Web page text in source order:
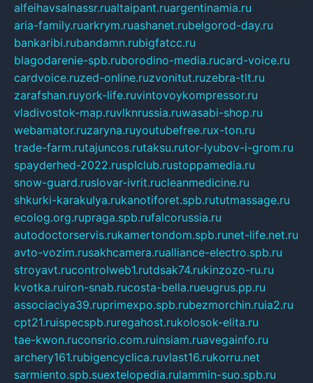
alfeihavsalnassr.rualtaipant.ruargentinamia.ru
aria-family.ruarkrym.ruashanet.rubelgorod-day.ru
bankaribi.rubandamn.rubigfatcc.ru
blagodarenie-spb.ruborodino-media.rucard-voice.ru
cardvoice.ruzed-online.ruzvonitut.ruzebra-tlt.ru
zarafshan.ruyork-life.ruvintovoykompressor.ru
vladivostok-map.ruvlknrussia.ruwasabi-shop.ru
webamator.ruzaryna.ruyoutubefree.rux-ton.ru
trade-farm.rutajuncos.rutaksu.rutor-lyubov-i-grom.ru
spayderhed-2022.rusplclub.rustoppamedia.ru
snow-guard.ruslovar-ivrit.rucleanmedicine.ru
shkurki-karakulya.rukanotiforet.spb.rututmassage.ru
ecolog.org.rupraga.spb.rufalcorussia.ru
autodoctorservis.rukamertondom.spb.runet-life.net.ru
avto-vozim.rusakhcamera.rualliance-electro.spb.ru
stroyavt.rucontrolweb1.rutdsak74.rukinzozo-ru.ru
kvotka.ruiron-snab.rucosta-bella.rueugrus.pp.ru
associaciya39.ruprimexpo.spb.rubezmorchin.ruia2.ru
cpt21.ruispecspb.ruregahost.rukolosok-elita.ru
tae-kwon.ruconsrio.com.ruinsiam.ruavegainfo.ru
archery161.rubigencyclica.ruvlast16.rukorru.net
sarmiento.spb.suextelopedia.rulammin-suo.spb.ru